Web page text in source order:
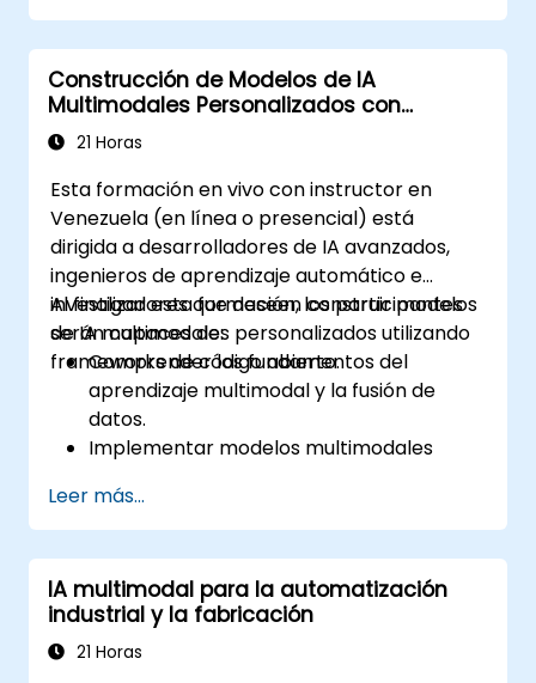
multimodal como GPT-4, Gemini y
DeepSeek-Vision.
Desarrollar flujos de trabajo impulsados
por IA que integren múltiples formatos de
contenido.
Construcción de Modelos de IA
Multimodales Personalizados con
Frameworks de Código Abierto
21 Horas
Esta formación en vivo con instructor en
Venezuela (en línea o presencial) está
dirigida a desarrolladores de IA avanzados,
ingenieros de aprendizaje automático e
investigadores que deseen construir modelos
de IA multimodales personalizados utilizando
frameworks de código abierto.
Al finalizar esta formación, los participantes
serán capaces de:
Comprender los fundamentos del
aprendizaje multimodal y la fusión de
datos.
Implementar modelos multimodales
Face y PyTorch.
Optimizar y ajustar finamente los
modelos para la integración de texto,
imagen y audio.
Desplegar modelos de IA multimodales
en aplicaciones del mundo real.
Leer más...
IA multimodal para la automatización
industrial y la fabricación
21 Horas